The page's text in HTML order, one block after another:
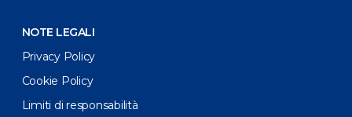
NOTE LEGALI
Privacy Policy
Cookie Policy
Limiti di responsabilità